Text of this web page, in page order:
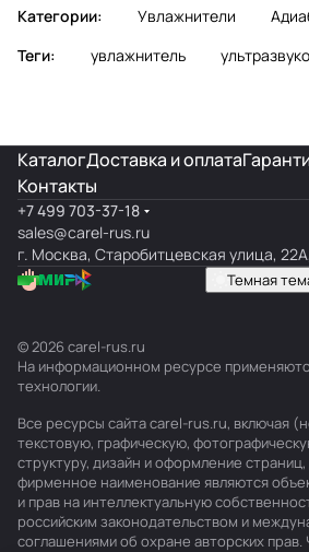
Категории: Увлажнители
Теги:
увлажнитель
КаталогДоставка и оплата
Контакты
+7 499 703-37-18
sales@carel-rus.ru
г. Москва, Старобитцевская улица,
Темная
© 2026 carel-rus.ru
На информационном ресурсе
технологии.
Все ресурсы сайта carel-rus.ru, включая
текстовую, графическую,
структуру, дизайн и оформление
фирменное наименование являются
и прав на интеллектуальную
российским законодательством и
соглашениями об охране авторских прав.